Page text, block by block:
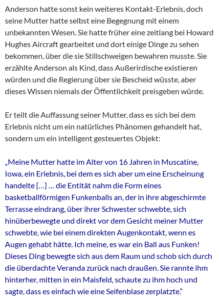
Anderson hatte sonst kein weiteres Kontakt-Erlebnis, doch
seine Mutter hatte selbst eine Begegnung mit einem
unbekannten Wesen. Sie hatte früher eine zeitlang bei Howard
Hughes Aircraft gearbeitet und dort einige Dinge zu sehen
bekommen, über die sie Stillschweigen bewahren musste. Sie
erzählte Anderson als Kind, dass Außerirdische existieren
würden und die Regierung über sie Bescheid wüsste, aber
dieses Wissen niemals der Öffentlichkeit preisgeben würde.
Er teilt die Auffassung seiner Mutter, dass es sich bei dem
Erlebnis nicht um ein natürliches Phänomen gehandelt hat,
sondern um ein intelligent gesteuertes Objekt:
„Meine Mutter hatte im Alter von 16 Jahren in Muscatine,
Iowa, ein Erlebnis, bei dem es sich aber um eine Erscheinung
handelte […] … die Entität nahm die Form eines
basketballförmigen Funkenballs an,der in ihre abgeschirmte
Terrasse eindrang, über ihrer Schwester schwebte, sich
hinüberbewegte und direkt vor dem Gesicht meiner Mutter
schwebte, wie bei einem direkten Augenkontakt, wenn es
Augen gehabt hätte. Ich meine, es war ein Ball aus Funken!
Dieses Ding bewegte sich aus dem Raum und schob sich durch
die überdachte Veranda zurück nach draußen. Sie rannte ihm
hinterher, mitten in ein Maisfeld, schaute zu ihm hoch und
sagte, dass es einfach wie eine Seifenblase zerplatzte.“